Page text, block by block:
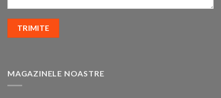
MAGAZINELE NOASTRE